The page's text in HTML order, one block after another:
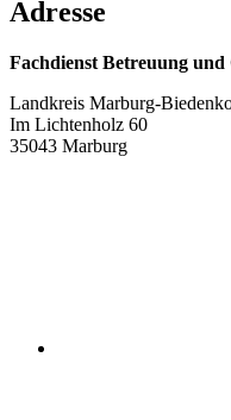
Adresse
Fachdienst Betreuung und
Landkreis Marburg-
Im Lichtenholz 60
35043 Marburg